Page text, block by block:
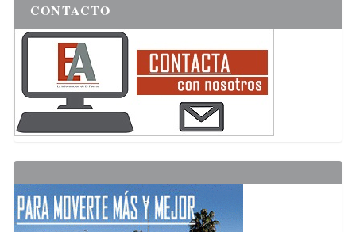
CONTACTO